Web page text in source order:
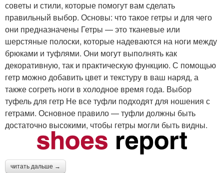
советы и стили, которые помогут вам сделать
правильный выбор. Основы: что такое гетры и для чего
они предназначены Гетры — это тканевые или
шерстяные полоски, которые надеваются на ноги между
брюками и туфлями. Они могут выполнять как
декоративную, так и практическую функцию. С помощью
гетр можно добавить цвет и текстуру в ваш наряд, а
также согреть ноги в холодное время года. Выбор
туфель для гетр Не все туфли подходят для ношения с
гетрами. Основное правило — туфли должны быть
достаточно высокими, чтобы гетры могли быть видны.
читать дальше →